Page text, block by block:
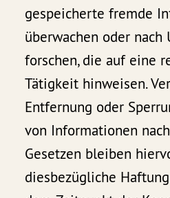
gespeicherte fremde
überwachen oder nach
forschen, die auf eine
Tätigkeit hinweisen.
Entfernung oder
von Informationen
Gesetzen bleiben
diesbezügliche